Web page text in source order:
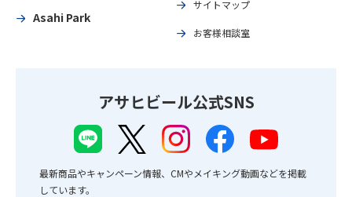
Asahi Park
サイトマップ
お客様相談室
アサヒビール公式SNS
最新商品やキャンペーン情報、CMやメイキング動画などを掲載
しています。